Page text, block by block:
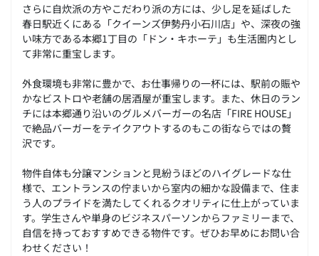
さらに自炊派の方やこだわり派の方には、少し足を延ばした
春日駅近くにある「クイーンズ伊勢丹小石川店」や、深夜の強
い味方である本郷1丁目の「ドン・キホーテ」も生活圏内とし
て非常に重宝します。
外食環境も非常に豊かで、お仕事帰りの一杯には、駅前の賑や
かなビストロや老舗の居酒屋が重宝します。また、休日のラン
チには本郷通り沿いのグルメバーガーの名店「FIRE HOUSE」
で絶品バーガーをテイクアウトするのもこの街ならではの贅
沢です。
物件自体も分譲マンションと見紛うほどのハイグレードな仕
様で、エントランスの佇まいから室内の細かな設備まで、住ま
う人のプライドを満たしてくれるクオリティに仕上がっていま
す。学生さんや単身のビジネスパーソンからファミリーまで、
自信を持っておすすめできる物件です。ぜひお早めにお問い合
わせください！